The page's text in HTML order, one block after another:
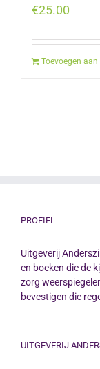
€25.00
Toevoegen
PROFIEL
Uitgeverij
en boeken die de
zorg
bevestigen die
UITGEVERIJ